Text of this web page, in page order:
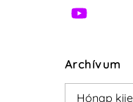
Archívum
Archívum